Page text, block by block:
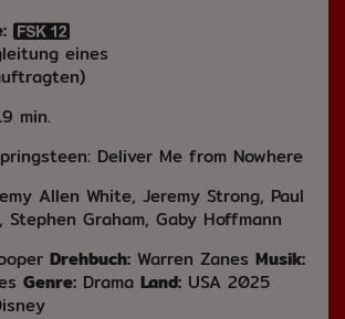
eines
min.
Deliver Me from Nowhere
Allen White, Jeremy Strong, Paul
Stephen Graham, Gaby Hoffmann
Drehbuch: Warren Zanes Musik:
Genre: Drama Land: USA 2025